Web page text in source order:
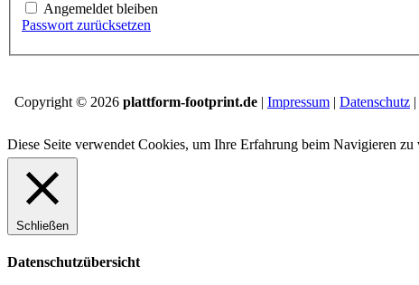
Angemeldet bleiben
Passwort zurücksetzen
Copyright © 2026 plattform-footprint.de | Impressum | Datenschutz |
Diese Seite verwendet Cookies, um Ihre Erfahrung beim Navigieren
Schließen
Datenschutzübersicht